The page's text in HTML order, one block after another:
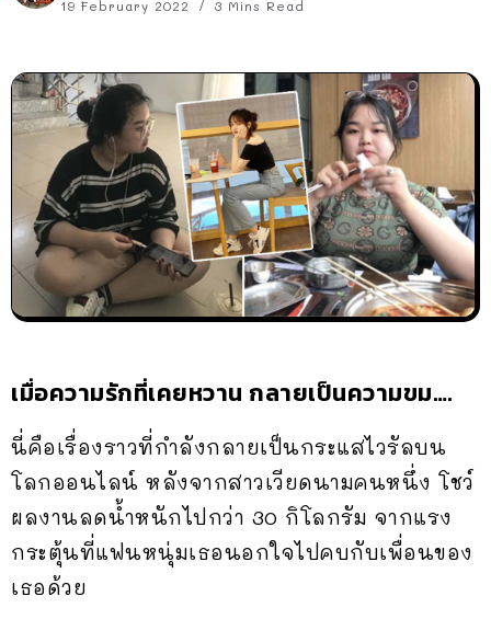
19 February 2022 3 Mins Read
เมื่อความรักที่เคยหวาน กลายเป็นความขม….
นี่คือเรื่องราวที่กำลังกลายเป็นกระแสไวรัลบน
โลกออนไลน์ หลังจากสาวเวียดนามคนหนึ่ง โชว์
ผลงานลดน้ำหนักไปกว่า 30 กิโลกรัม จากแรง
กระตุ้นที่แฟนหนุ่มเธอนอกใจไปคบกับเพื่อนของ
เธอด้วย